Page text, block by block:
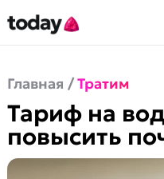
Главная /Тратим
Тариф на
повысить